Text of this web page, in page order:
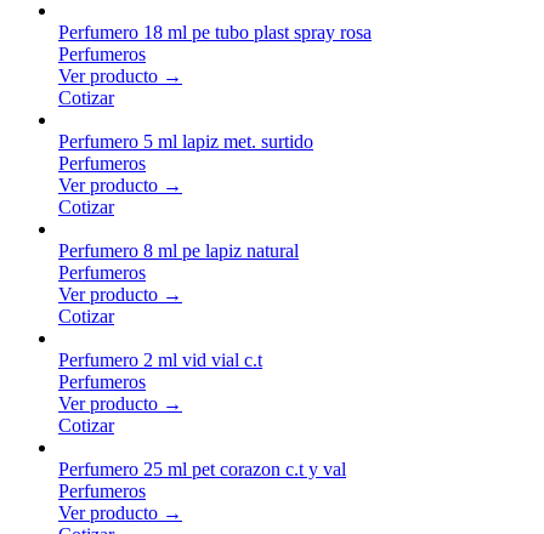
Perfumero 18 ml pe tubo plast spray rosa
Perfumeros
Ver producto →
Cotizar
Perfumero 5 ml lapiz met. surtido
Perfumeros
Ver producto →
Cotizar
Perfumero 8 ml pe lapiz natural
Perfumeros
Ver producto →
Cotizar
Perfumero 2 ml vid vial c.t
Perfumeros
Ver producto →
Cotizar
Perfumero 25 ml pet corazon c.t y val
Perfumeros
Ver producto →